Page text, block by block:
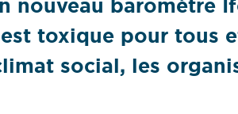
nouveau baromètre
toxique pour tous
social, les